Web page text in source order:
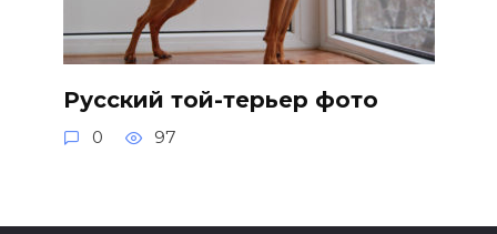
Русский той-терьер фото
0 97